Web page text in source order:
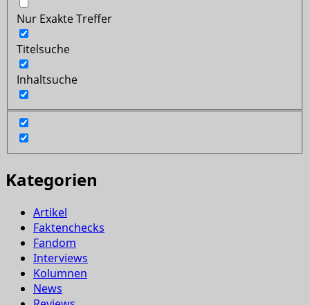
Nur Exakte Treffer
Titelsuche
Inhaltsuche
Kategorien
Artikel
Faktenchecks
Fandom
Interviews
Kolumnen
News